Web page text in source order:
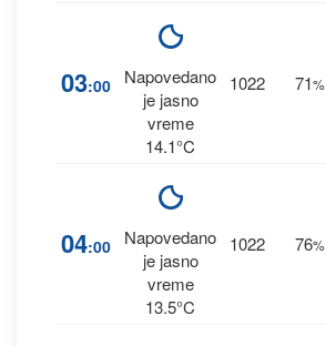
03:00
Napovedano
je jasno
vreme
14.1°C
1022 71%
04:00
Napovedano
je jasno
vreme
13.5°C
1022 76%